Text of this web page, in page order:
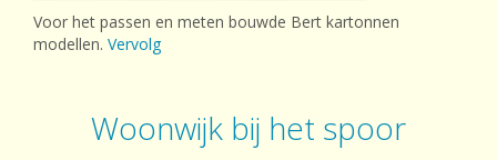
Voor het passen en meten bouwde Bert kartonnen
modellen. Vervolg
Woonwijk bij het spoor